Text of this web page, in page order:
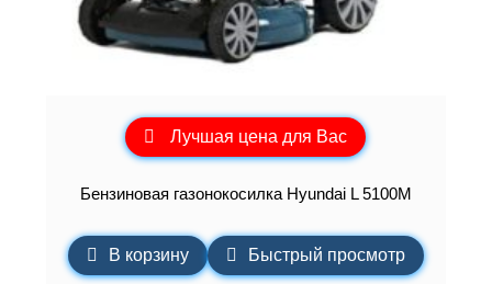
Лучшая цена для Вас
Бензиновая газонокосилка Hyundai L 5100M
В корзину Быстрый просмотр